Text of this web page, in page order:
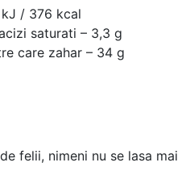
kJ / 376 kcal
saturati – 3,3 g
care zahar – 34 g
felii, nimeni nu se lasa mai